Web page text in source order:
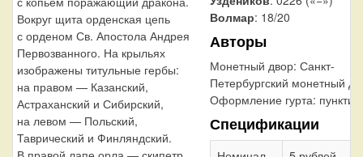
Вокруг щита орденская цепь
с орденом Св. Апостола Андрея
Первозванного. На крыльях
изображены титульные гербы:
на правом — Казанский,
Астраханский и Сибирский,
на левом — Польский,
Таврический и Финляндский.
Волмар: 18/20
Авторы
Монетный двор: Санкт-
Петербургский монетный
Оформление гурта: пунктир
Спецификации